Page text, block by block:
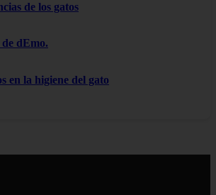
de los gatos
dEmo.
en la higiene del gato